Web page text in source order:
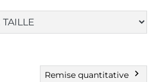
Remise quantitative chevron_right